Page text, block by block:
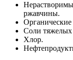
ржавчины.
Органические
Соли тяжелых
Хлор.